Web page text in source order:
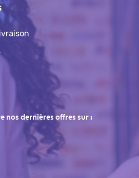
nos dernières offres sur :